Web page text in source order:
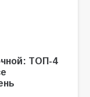
ТОП-4